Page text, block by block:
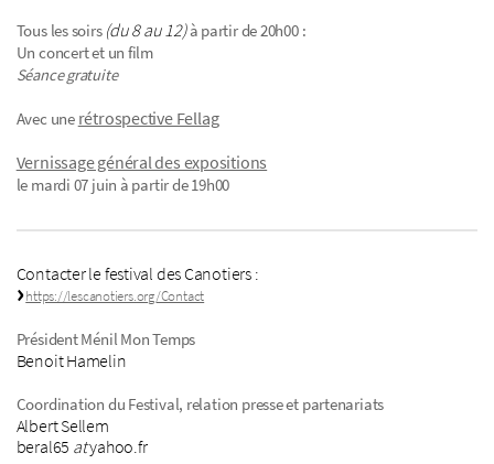
Tous les soirs (du 8 au 12)à partir de 20h00 :
Un concert et un film
Séance gratuite
Avec une rétrospective Fellag
Vernissage général des expositions
le mardi 07 juin à partir de 19h00
Contacter le festival des Canotiers :
https://lescanotiers.org/Contact
Président Ménil Mon Temps
Benoit Hamelin
Coordination du Festival, relation presse et partenariats
Albert Sellem
beral65 atyahoo.fr